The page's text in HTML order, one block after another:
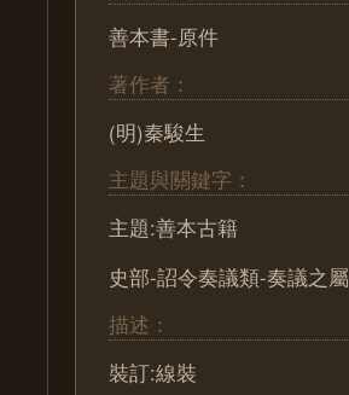
善本書-原件
著作者：
(明)秦駿生
主題與關鍵字：
主題:善本古籍
史部-詔令奏議類-奏議之屬
描述：
裝訂:線裝